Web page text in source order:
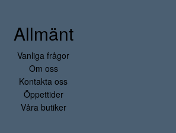
Allmänt
Vanliga frågor
Om oss
Kontakta oss
Öppettider
Våra butiker